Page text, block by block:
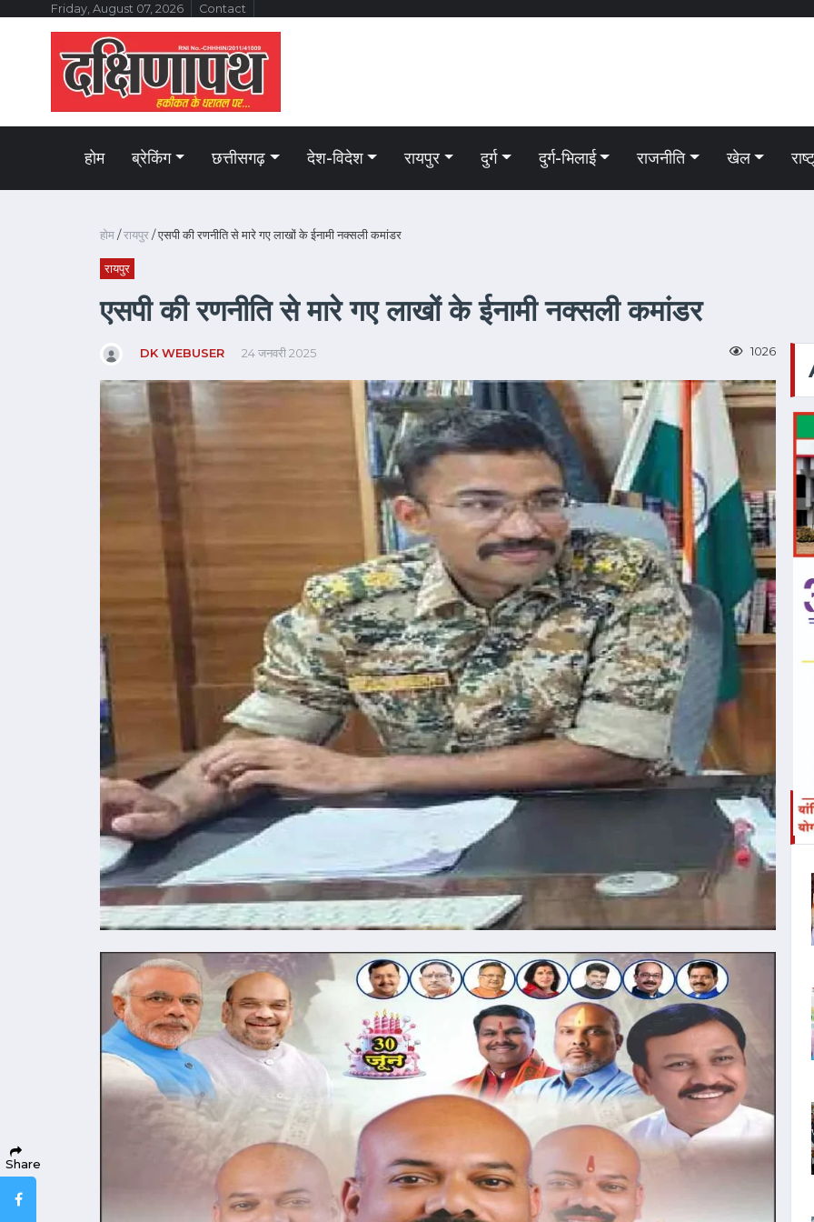
Friday, August 07, 2026 Contact
होम ब्रेकिंग छत्तीसगढ़ देश-विदेश रायपुर दुर्ग दुर्ग-भिलाई राजनीति खेल
होम/रायपुर/ एसपी की रणनीति से मारे गए लाखों के ईनामी नक्सली कमांडर
रायपुर
एसपी की रणनीति से मारे गए लाखों के ईनामी नक्सली कमांडर
DK WEBUSER 24 जनवरी 2025 1026
Share
Facebook